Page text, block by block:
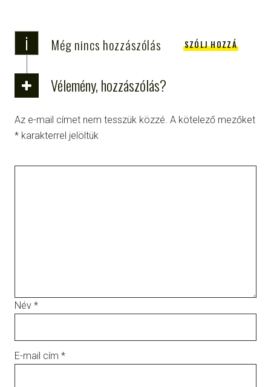
i Még nincs hozzászólás SZÓLJ HOZZÁ
Vélemény, hozzászólás?
Az e-mail címet nem tesszük közzé. A kötelező mezőket
* karakterrel jelöltük
Név *
E-mail cím *